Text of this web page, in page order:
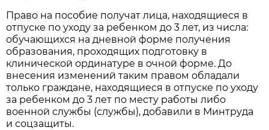
Право на пособие получат лица, находящиеся в
отпуске по уходу за ребенком до 3 лет, из числа:
обучающихся на дневной форме получения
образования, проходящих подготовку в
клинической ординатуре в очной форме. До
внесения изменений таким правом обладали
только граждане, находящиеся в отпуске по уходу
за ребенком до 3 лет по месту работы либо
военной службы (службы), добавили в Минтруда
и соцзащиты.